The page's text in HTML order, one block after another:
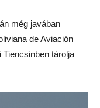
még javában
de Aviación
tárolja